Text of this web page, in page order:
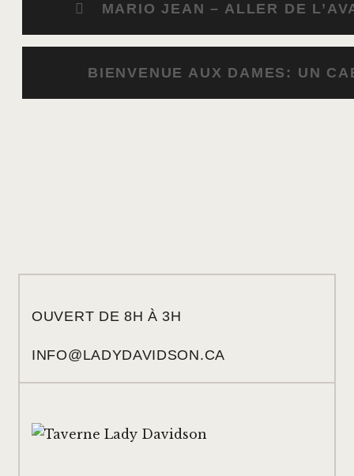
MARIO JEAN – ALLER DE
BIENVENUE AUX DAMES: UN
OUVERT DE 8H À 3H
INFO@LADYDAVIDSON.CA